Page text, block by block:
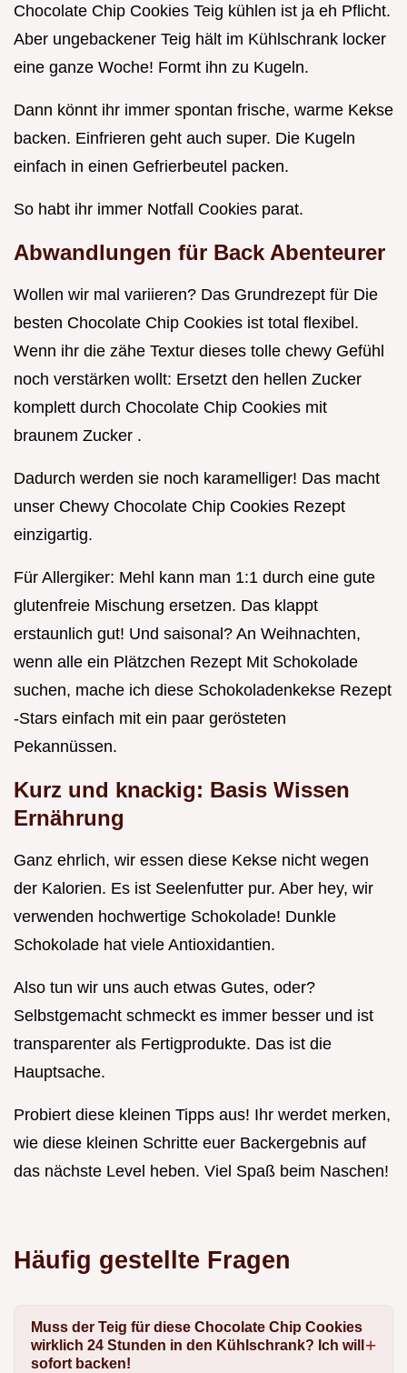
Chocolate Chip Cookies Teig kühlen ist ja eh Pflicht.
Aber ungebackener Teig hält im Kühlschrank locker
eine ganze Woche! Formt ihn zu Kugeln.
Dann könnt ihr immer spontan frische, warme Kekse
backen. Einfrieren geht auch super. Die Kugeln
einfach in einen Gefrierbeutel packen.
So habt ihr immer Notfall Cookies parat.
Abwandlungen für Back Abenteurer
Wollen wir mal variieren? Das Grundrezept für Die
besten Chocolate Chip Cookies ist total flexibel.
Wenn ihr die zähe Textur dieses tolle chewy Gefühl
noch verstärken wollt: Ersetzt den hellen Zucker
komplett durch Chocolate Chip Cookies mit
braunem Zucker .
Dadurch werden sie noch karamelliger! Das macht
unser Chewy Chocolate Chip Cookies Rezept
einzigartig.
Für Allergiker: Mehl kann man 1:1 durch eine gute
glutenfreie Mischung ersetzen. Das klappt
erstaunlich gut! Und saisonal? An Weihnachten,
wenn alle ein Plätzchen Rezept Mit Schokolade
suchen, mache ich diese Schokoladenkekse Rezept
-Stars einfach mit ein paar gerösteten
Pekannüssen.
Kurz und knackig: Basis Wissen
Ernährung
Ganz ehrlich, wir essen diese Kekse nicht wegen
der Kalorien. Es ist Seelenfutter pur. Aber hey, wir
verwenden hochwertige Schokolade! Dunkle
Schokolade hat viele Antioxidantien.
Also tun wir uns auch etwas Gutes, oder?
Selbstgemacht schmeckt es immer besser und ist
transparenter als Fertigprodukte. Das ist die
Hauptsache.
Probiert diese kleinen Tipps aus! Ihr werdet merken,
wie diese kleinen Schritte euer Backergebnis auf
das nächste Level heben. Viel Spaß beim Naschen!
Häufig gestellte Fragen
Muss der Teig für diese Chocolate Chip Cookies
wirklich 24 Stunden in den Kühlschrank? Ich will
sofort backen!